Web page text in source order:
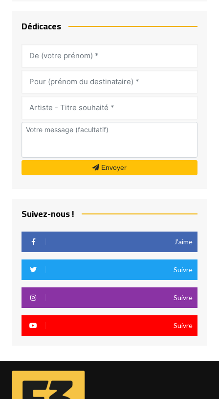
Dédicaces
Envoyer
Suivez-nous !
J’aime
Suivre
Suivre
Suivre